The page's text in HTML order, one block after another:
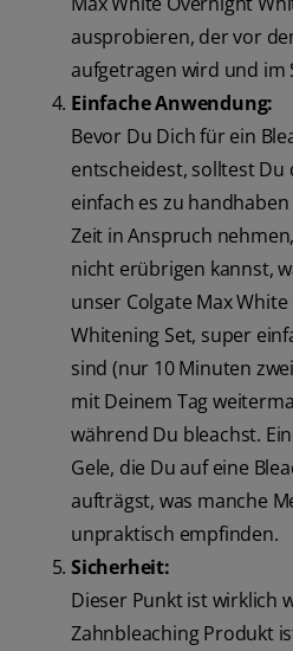
ausprobieren, der vor
aufgetragen wird und im
Einfache Anwendung:
Bevor Du Dich für ein
entscheidest, solltest Du
einfach es zu
Zeit in Anspruch
nicht erübrigen kannst,
unser Colgate Max
Whitening Set, super
sind (nur 10 Minuten
mit Deinem Tag
während Du bleachst.
Gele, die Du auf eine
aufträgst, was manche
unpraktisch empfinden.
Sicherheit:
Dieser Punkt ist wirklich
Zahnbleaching Produkt